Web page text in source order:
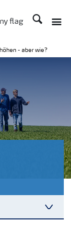
Suchen
- aber wie?